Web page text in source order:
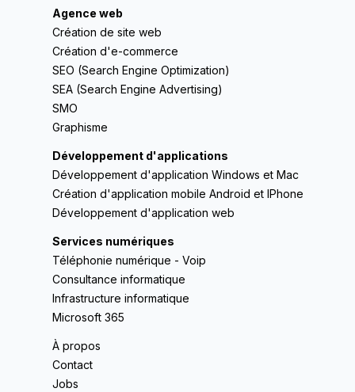
Agence web
Création de site web
Création d'e-commerce
SEO (Search Engine Optimization)
SEA (Search Engine Advertising)
SMO
Graphisme
Développement d'applications
Développement d'application Windows et Mac
Création d'application mobile Android et IPhone
Développement d'application web
Services numériques
Téléphonie numérique - Voip
Consultance informatique
Infrastructure informatique
Microsoft 365
À propos
Contact
Jobs